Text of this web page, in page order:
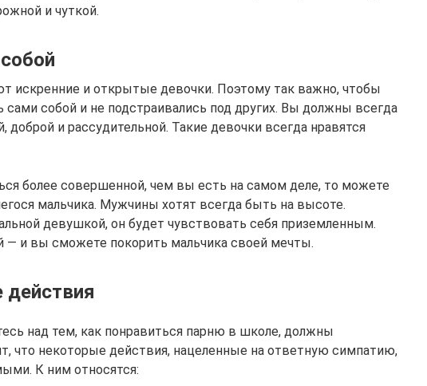
и чуткой.
искренние и открытые девочки. Поэтому так важно, чтобы
сами собой и не подстраивались под других. Вы должны всегда
доброй и рассудительной. Такие девочки всегда нравятся
более совершенной, чем вы есть на самом деле, то можете
мальчика. Мужчины хотят всегда быть на высоте.
девушкой, он будет чувствовать себя приземленным.
— и вы сможете покорить мальчика своей мечты.
над тем, как понравиться парню в школе, должны
что некоторые действия, нацеленные на ответную симпатию,
К ним относятся: